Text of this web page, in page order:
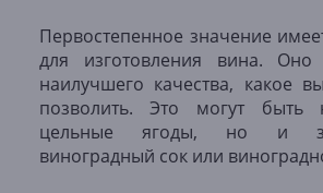
Первостепенное значение
для изготовления вина.
наилучшего качества, какое
позволить. Это могут быть
цельные ягоды, но и
виноградный сок или